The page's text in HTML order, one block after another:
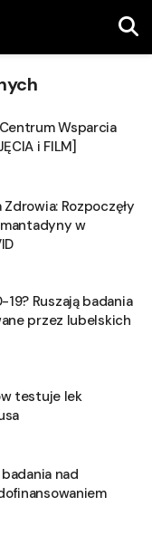
Wsparcia
i FILM]
Rozpoczęły
w
Ruszają badania
przez lubelskich
testuje lek
nad